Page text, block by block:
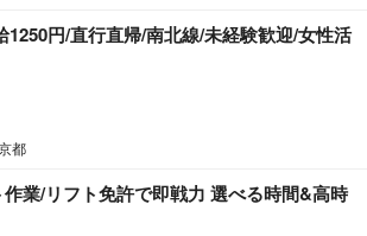
1250円/直行直帰/南北線/未経験歓迎/女性活
都
業/リフト免許で即戦力 選べる時間&高時